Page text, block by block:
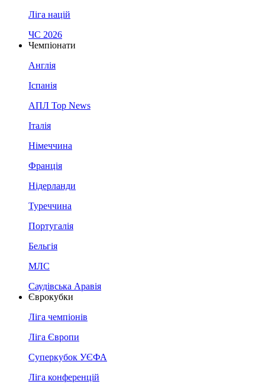
Ліга націй
ЧС 2026
Чемпіонати
Англія
Іспанія
АПЛ Top News
Італія
Німеччина
Франція
Нідерланди
Туреччина
Португалія
Бельгія
МЛС
Саудівська Аравія
Єврокубки
Ліга чемпіонів
Ліга Європи
Суперкубок УЄФА
Ліга конференцій